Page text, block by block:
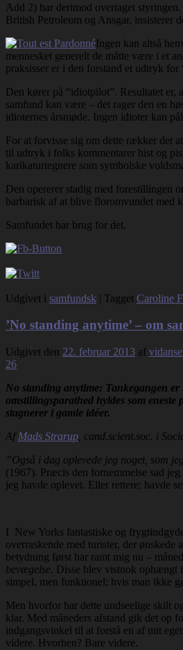
Add 2) har derimod overtaget
British Petroleum og Ansgar, insisterer
Ingen kan altså
mennesket generelt de måtte være i et
praksisser er i den forstand et udtryk
Den kører på “idiotpilot”. Resultatet er,
samfund kan være – det rager den en
idioternes årsmøde. Ingen idioter kan
For at forvisse sig om dette rækker det
til udtryk i folks kommentarer hist og
karikaturtegnere som symbolske
Den opererer stadig med forestillingen
barbarisk af at blive floromvundet med
Samfundet har brug for det.
Udgivet i samfundsk | Tagget Caroline
’No standing anytime’ – om
Udgivet den 22. februar 2013 af
26
No standing anytime: Tankegangen
omstillingsparathed hyldes som
stagnerer i gamle idéer.
AfMads Strarup , cand.scient.soc. i
”Også i dag oplevede jeg noget, som
(1967). Præcis den fornemmelse sad
jeg havde oplevet. Eller rettere; havde
I New Yorks fantastiske og
overraskende med turister, der
betydning først har ramt mig nu –
bevægelse. Disse blev vistnok ophængt
simpel, men funktionel; hvis man ikke
Men hvorfor har dette undseelige skilt
klar. Med måneders afstand gik det op
indgangsvinkel til at forstå en af mit
videre. Hvorhen? Bare videre.